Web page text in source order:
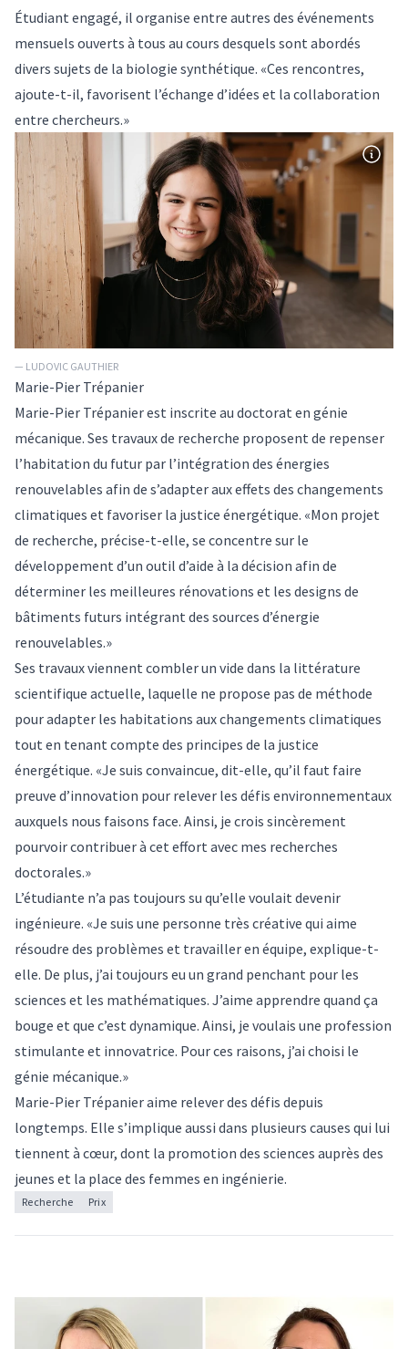
Étudiant engagé, il organise entre autres des événements
mensuels ouverts à tous au cours desquels sont abordés
divers sujets de la biologie synthétique. «Ces rencontres,
ajoute-t-il, favorisent l’échange d’idées et la collaboration
entre chercheurs.»
— LUDOVIC GAUTHIER
Marie-Pier Trépanier
Marie-Pier Trépanier est inscrite au doctorat en génie
mécanique. Ses travaux de recherche proposent de repenser
l’habitation du futur par l’intégration des énergies
renouvelables afin de s’adapter aux effets des changements
climatiques et favoriser la justice énergétique. «Mon projet
de recherche, précise-t-elle, se concentre sur le
développement d’un outil d’aide à la décision afin de
déterminer les meilleures rénovations et les designs de
bâtiments futurs intégrant des sources d’énergie
renouvelables.»
Ses travaux viennent combler un vide dans la littérature
scientifique actuelle, laquelle ne propose pas de méthode
pour adapter les habitations aux changements climatiques
tout en tenant compte des principes de la justice
énergétique. «Je suis convaincue, dit-elle, qu’il faut faire
preuve d’innovation pour relever les défis environnementaux
auxquels nous faisons face. Ainsi, je crois sincèrement
pourvoir contribuer à cet effort avec mes recherches
doctorales.»
L’étudiante n’a pas toujours su qu’elle voulait devenir
ingénieure. «Je suis une personne très créative qui aime
résoudre des problèmes et travailler en équipe, explique-t-
elle. De plus, j’ai toujours eu un grand penchant pour les
sciences et les mathématiques. J’aime apprendre quand ça
bouge et que c’est dynamique. Ainsi, je voulais une profession
stimulante et innovatrice. Pour ces raisons, j’ai choisi le
génie mécanique.»
Marie-Pier Trépanier aime relever des défis depuis
longtemps. Elle s’implique aussi dans plusieurs causes qui lui
tiennent à cœur, dont la promotion des sciences auprès des
jeunes et la place des femmes en ingénierie.
Recherche Prix